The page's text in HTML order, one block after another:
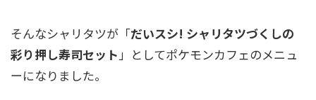
そんなシャリタツが「だいスシ! シャリタツづくしの
彩り押し寿司セット」としてポケモンカフェのメニュ
ーになりました。